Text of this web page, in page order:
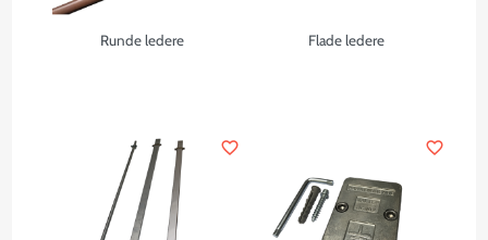
Runde ledere Flade ledere
favorite_border favorite_border